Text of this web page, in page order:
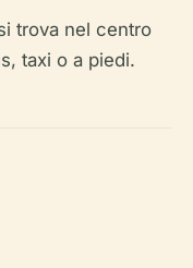
trova nel centro
taxi o a piedi.